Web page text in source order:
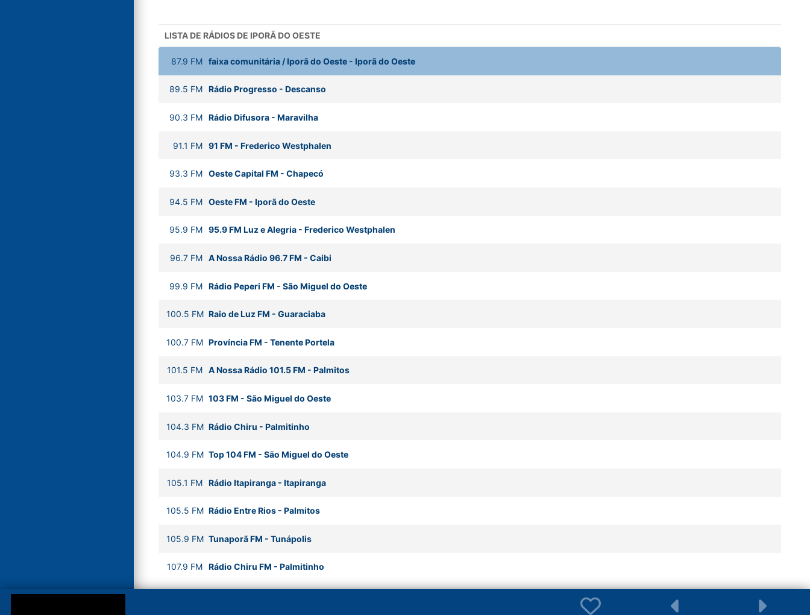
LISTA DE RÁDIOS DE IPORÃ DO OESTE
87.9 FM faixa comunitária / Iporã do Oeste- Iporã do Oeste
89.5 FM Rádio Progresso - Descanso
90.3 FM Rádio Difusora- Maravilha
91.1 FM 91 FM - Frederico Westphalen
93.3 FM Oeste Capital FM - Chapecó
94.5 FM Oeste FM - Iporã do Oeste
95.9 FM 95.9 FM Luz e Alegria- Frederico Westphalen
96.7 FM A Nossa Rádio 96.7 FM - Caibi
99.9 FM Rádio Peperi FM - São Miguel do Oeste
100.5 FM Raio de Luz FM - Guaraciaba
100.7 FM Província FM - Tenente Portela
101.5 FM A Nossa Rádio 101.5 FM - Palmitos
103.7 FM 103 FM - São Miguel do Oeste
104.3 FM Rádio Chiru - Palmitinho
104.9 FM Top 104 FM - São Miguel do Oeste
105.1 FM Rádio Itapiranga- Itapiranga
105.5 FM Rádio Entre Rios- Palmitos
105.9 FM Tunaporã FM - Tunápolis
107.9 FM Rádio Chiru FM - Palmitinho